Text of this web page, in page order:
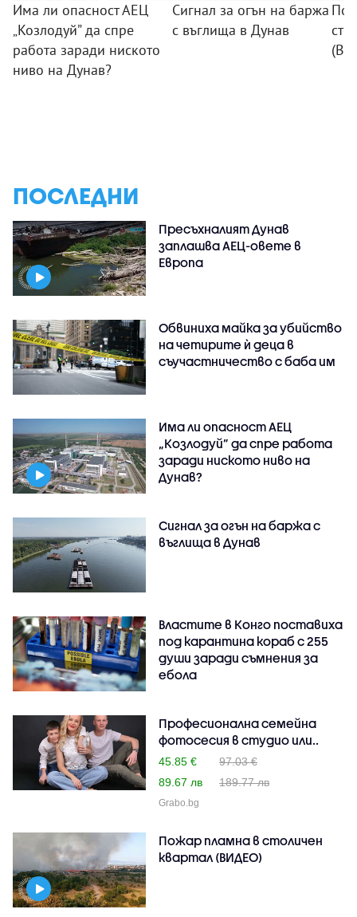
Има ли опасност АЕЦ
„Козлодуй” да спре
работа заради ниското
ниво на Дунав?
Сигнал за огън на баржа
с въглища в Дунав
ПОСЛЕДНИ
Пресъхналият Дунав
заплашва АЕЦ-овете в
Европа
Обвиниха майка за убийство
на четирите ѝ деца в
съучастничество с баба им
Има ли опасност АЕЦ
„Козлодуй” да спре работа
заради ниското ниво на
Дунав?
Сигнал за огън на баржа с
въглища в Дунав
Властите в Конго поставиха
под карантина кораб с 255
души заради съмнения за
ебола
Професионална семейна
фотосесия в студио или..
45.85 €
97.03 €
89.67 лв
189.77 лв
Grabo.bg
Пожар пламна в столичен
квартал (ВИДЕО)